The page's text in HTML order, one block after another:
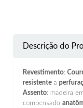
Descrição do
Revestimento:
resistentea
Assento: madeira
compensado